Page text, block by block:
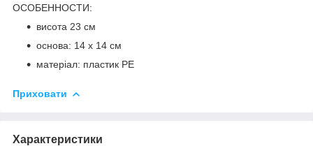
ОСОБЕННОСТИ:
висота 23 см
основа: 14 x 14 см
матеріал: пластик PE
Приховати
Характеристики